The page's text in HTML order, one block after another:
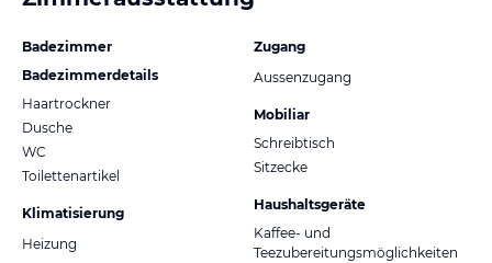
Badezimmer
Badezimmerdetails
Haartrockner
Dusche
WC
Toilettenartikel
Klimatisierung
Heizung
Zugang
Aussenzugang
Mobiliar
Schreibtisch
Sitzecke
Haushaltsgeräte
Kaffee- und
Teezubereitungsmöglichkeiten